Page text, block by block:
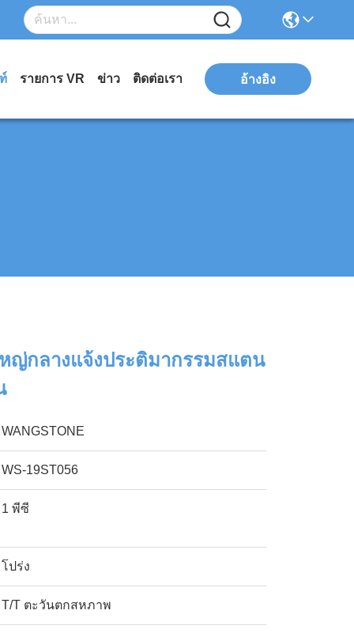
รายการ VR ข่าว ติดต่อเรา อ้างอิง
ญ่กลางแจ้งประติมากรรมสแตน
WANGSTONE
WS-19ST056
1 พีซี
โปร่ง
T/T ตะวันตกสหภาพ